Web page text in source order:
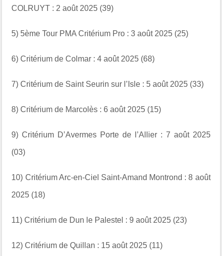
COLRUYT : 2 août 2025 (39)
5) 5ème Tour PMA Critérium Pro : 3 août 2025 (25)
6) Critérium de Colmar : 4 août 2025 (68)
7) Critérium de Saint Seurin sur l’Isle : 5 août 2025 (33)
8) Critérium de Marcolès : 6 août 2025 (15)
9) Critérium D’Avermes Porte de l’Allier : 7 août 2025
(03)
10) Critérium Arc-en-Ciel Saint-Amand Montrond : 8 août
2025 (18)
11) Critérium de Dun le Palestel : 9 août 2025 (23)
12) Critérium de Quillan : 15 août 2025 (11)